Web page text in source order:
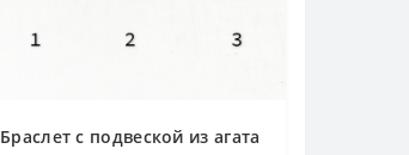
Браслет с подвеской из агата